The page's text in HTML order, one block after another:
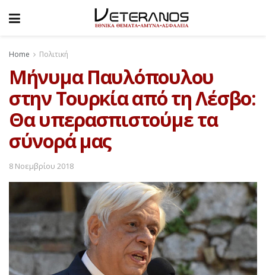
Home Πολιτική
Μήνυμα Παυλόπουλου
στην Τουρκία από τη Λέσβο:
Θα υπερασπιστούμε τα
σύνορά μας
8 Νοεμβρίου 2018